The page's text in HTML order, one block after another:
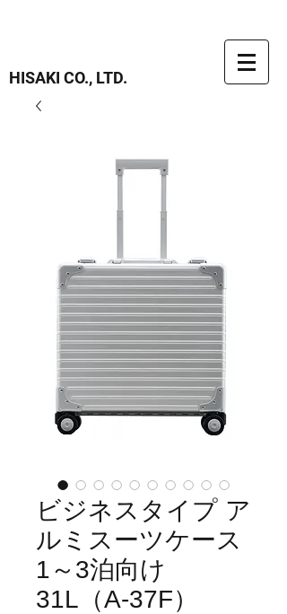
HISAKI CO., LTD.
ビジネスタイプ ア
ルミスーツケース
1～3泊向け
31L（A-37F）